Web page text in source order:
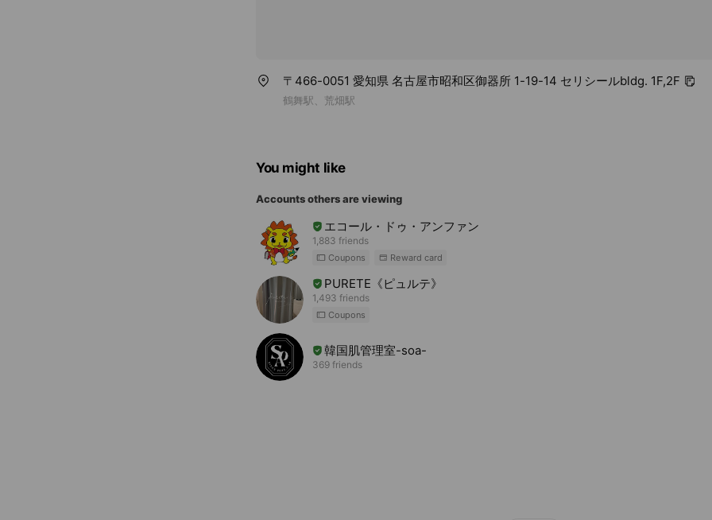
〒466-0051 愛知県 名古屋市昭和区御器所 1-19-14 セリシールbldg. 1F,2F
鶴舞駅、荒畑駅
You might like
Accounts others are viewing
エコール・ドゥ・アンファン
1,883 friends
Coupons Reward card
PURETE《ピュルテ》
1,493 friends
Coupons
韓国肌管理室-soa-
369 friends